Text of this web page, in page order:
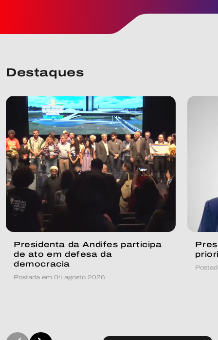
Destaques
Presidenta da Andifes participa
de ato em defesa da
democracia
Postada em 04 agosto 2026